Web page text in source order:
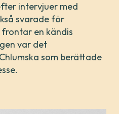
intervjuer med
svarade för
en kändis
var det
som berättade